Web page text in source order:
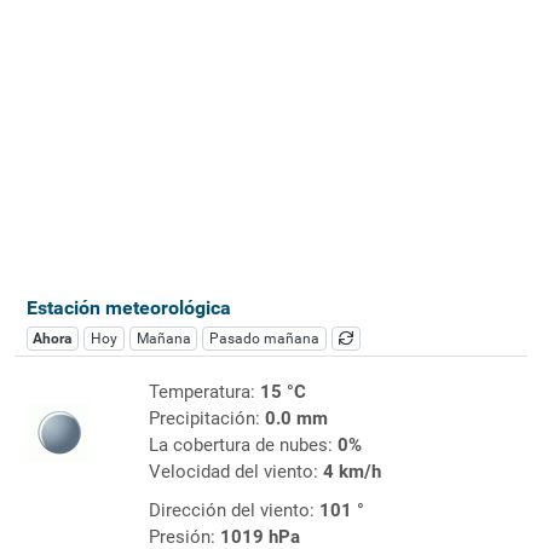
Estación meteorológica
Ahora Hoy Mañana Pasado mañana
Temperatura: 15 °C
Precipitación: 0.0 mm
La cobertura de nubes: 0%
Velocidad del viento: 4 km/h
Dirección del viento: 101 °
Presión: 1019 hPa